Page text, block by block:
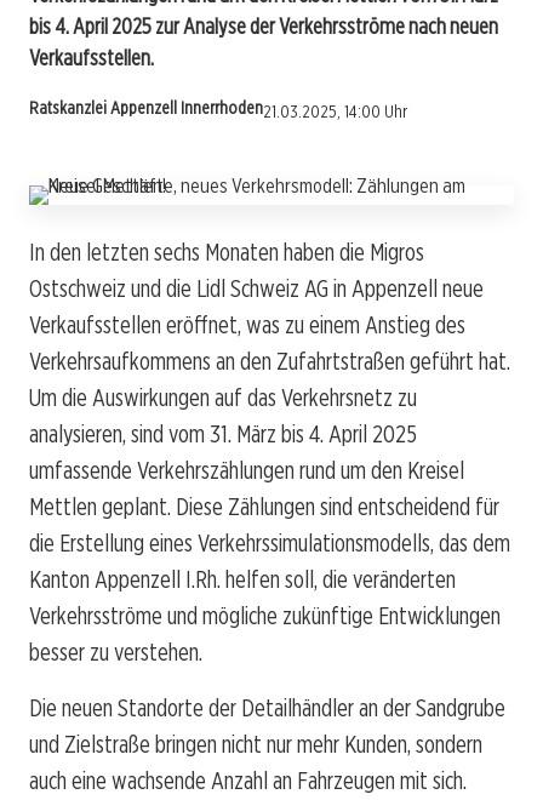
bis 4. April 2025 zur Analyse der Verkehrsströme nach neuen
Verkaufsstellen.
Ratskanzlei Appenzell Innerrhoden21.03.2025, 14:00 Uhr
In den letzten sechs Monaten haben die Migros
Ostschweiz und die Lidl Schweiz AG in Appenzell neue
Verkaufsstellen eröffnet, was zu einem Anstieg des
Verkehrsaufkommens an den Zufahrtstraßen geführt hat.
Um die Auswirkungen auf das Verkehrsnetz zu
analysieren, sind vom 31. März bis 4. April 2025
umfassende Verkehrszählungen rund um den Kreisel
Mettlen geplant. Diese Zählungen sind entscheidend für
die Erstellung eines Verkehrssimulationsmodells, das dem
Kanton Appenzell I.Rh. helfen soll, die veränderten
Verkehrsströme und mögliche zukünftige Entwicklungen
besser zu verstehen.
Die neuen Standorte der Detailhändler an der Sandgrube
und Zielstraße bringen nicht nur mehr Kunden, sondern
auch eine wachsende Anzahl an Fahrzeugen mit sich.